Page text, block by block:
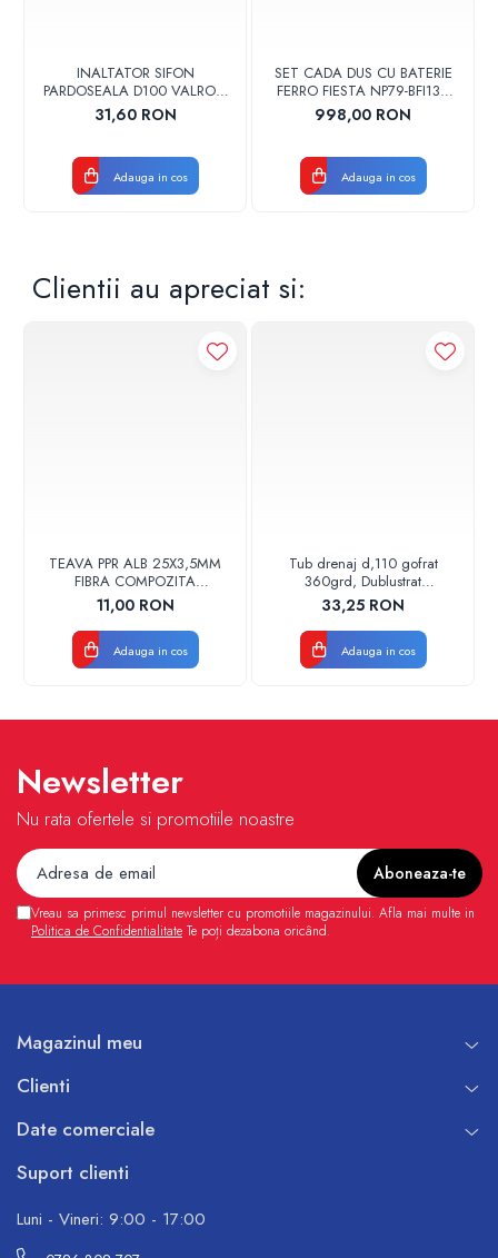
INALTATOR SIFON
PARDOSEALA D100 VALROM
17001900004
31,60 RON
Adauga in cos
SET CADA DUS CU BATERIE
FERRO FIESTA NP79-BFI13U
CROM
998,00 RON
Adauga in cos
Clientii au apreciat si:
TEAVA PPR ALB 25X3,5MM
FIBRA COMPOZITA
10033025004
VALDUOTHERM VALROM
11,00 RON
Adauga in cos
Tub drenaj d,110 gofrat
360grd, Dublustrat
verde/negru 110152 Drainkit
33,25 RON
Adauga in cos
Newsletter
Nu rata ofertele si promotiile noastre
Vreau sa primesc primul newsletter cu promotiile magazinului. Afla mai multe in
Politica de Confidentialitate Te poți dezabona oricând.
Magazinul meu
Clienti
Date comerciale
Suport clienti
Luni - Vineri: 9:00 - 17:00